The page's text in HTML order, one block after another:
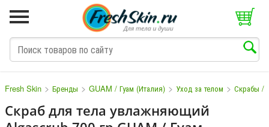
Fresh Skin > Бренды > GUAM / Гуам (Италия) > Уход за телом > Скрабы /
Скраб для тела увлажняющий